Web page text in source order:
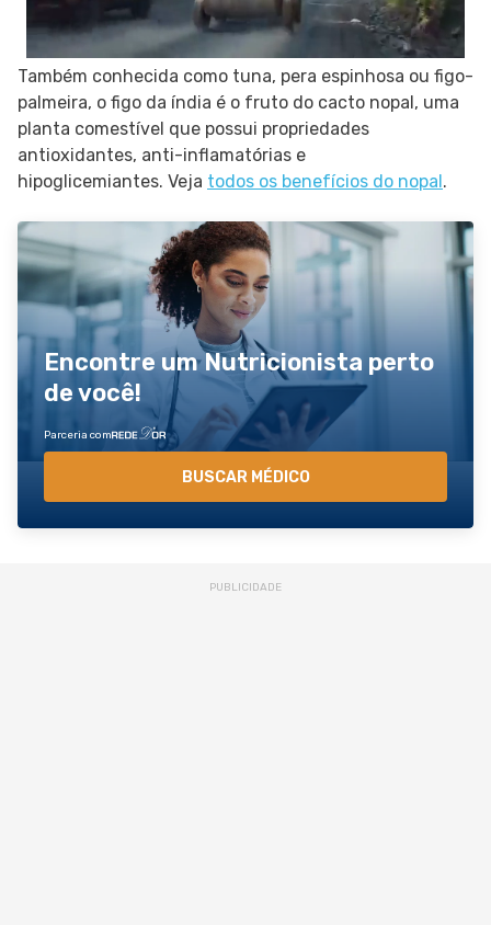
Também conhecida como tuna, pera espinhosa ou figo-
palmeira, o figo da índia é o fruto do cacto nopal, uma
planta comestível que possui propriedades
antioxidantes, anti-inflamatórias e
hipoglicemiantes. Veja todos os benefícios do nopal.
Encontre um Nutricionista perto
de você!
Parceria com
BUSCAR MÉDICO